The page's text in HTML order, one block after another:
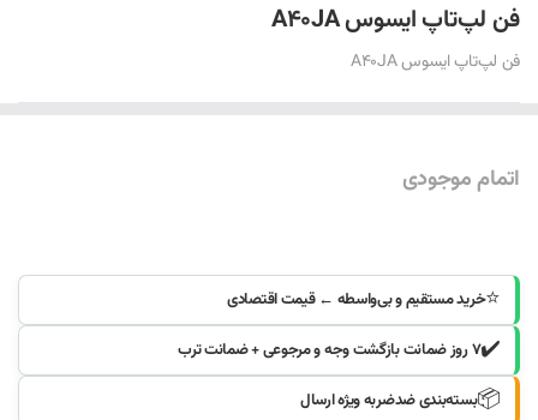
فن لپ‌تاپ ایسوس A40JA
فن لپ‌تاپ ایسوس A40JA
اتمام موجودی
موجود شد خبرم کنید ⭐خرید مستقیم و بی‌واسطه ← قیمت اقتصادی
✔️۷ روز ضمانت بازگشت وجه و مرجوعی + ضمانت ترب
📦بسته‌بندی ضدضربه ویژه ارسال